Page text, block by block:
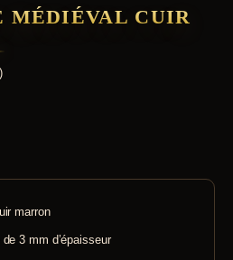
MÉDIÉVAL CUIR
marron
3 mm d’épaisseur